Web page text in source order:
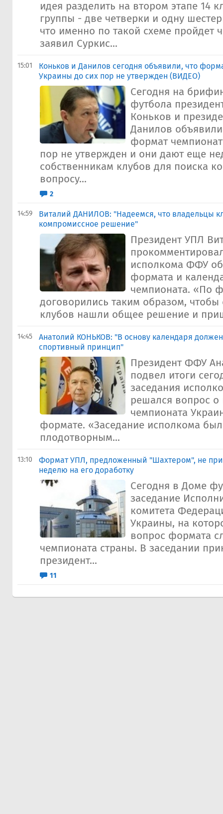
идея разделить на втором этапе 14
группы - две четверки и одну
что именно по такой схеме пройдет
заявил Суркис...
15:01
Коньков и Данилов сегодня объявили, что
Украины до сих пор не утвержден (ВИДЕО)
Сегодня на
футбола
Коньков и
Данилов
формат
пор не утвержден и они дают еще
собственникам клубов для поиска
вопросу...
2
14:59
Виталий ДАНИЛОВ: "Надеемся, что владельцы
компромиссное решение"
Президент УПЛ
исполкома ФФУ
формата и
чемпионата. «По
договорились таким образом, чтобы
клубов нашли общее решение и
14:45
Анатолий КОНЬКОВ: "В основу календаря
спортивный принцип"
Президент ФФУ
подвел итоги
заседания
решался вопрос о
чемпионата
формате. «Заседание исполкома
плодотворным...
13:10
Формат УПЛ, предложенный "Шахтером", не
неделю на его доработку
Сегодня в Доме
заседание
комитета
Украины, на
вопрос формата
чемпионата страны. В заседании
президент...
11